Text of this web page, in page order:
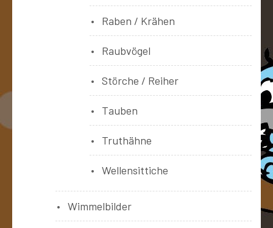
Raben / Krähen
Raubvögel
Störche / Reiher
Tauben
Truthähne
Wellensittiche
Wimmelbilder